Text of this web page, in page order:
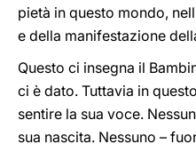
pietà in questo mondo,
e della manifestazione
Questo ci insegna il
ci è dato. Tuttavia in
sentire la sua voce.
sua nascita. Nessuno –